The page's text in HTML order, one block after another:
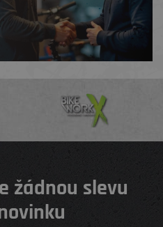
žádnou slevu